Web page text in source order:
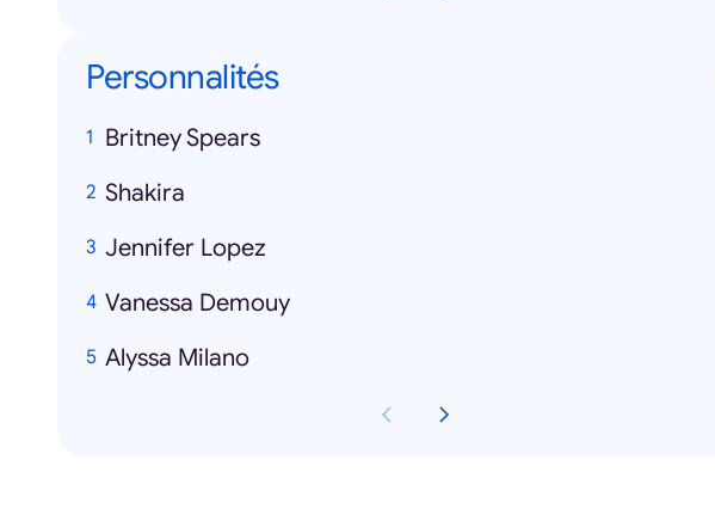
Personnalités
Britney Spears
Shakira
Jennifer Lopez
Vanessa Demouy
Alyssa Milano